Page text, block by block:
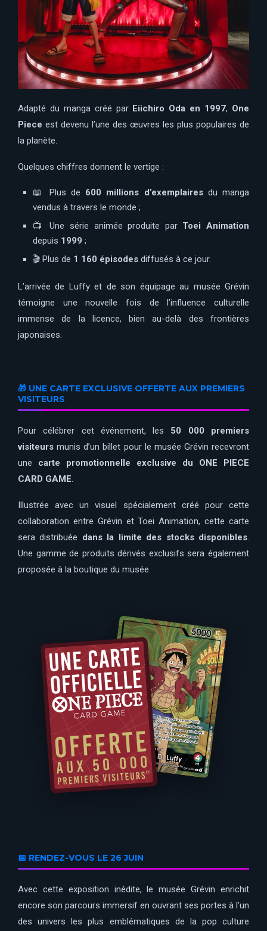
Adapté du manga créé par Eiichiro Oda en 1997, One
Piece est devenu l’une des œuvres les plus populaires de
la planète.
Quelques chiffres donnent le vertige :
📖 Plus de 600 millions d’exemplairesdu manga
vendus à travers le monde ;
📺 Une série animée produite par Toei Animation
depuis 1999 ;
🎬 Plus de 1 160 épisodes diffusés à ce jour.
L’arrivée de Luffy et de son équipage au musée Grévin
témoigne une nouvelle fois de l’influence culturelle
immense de la licence, bien au-delà des frontières
japonaises.
🎁 UNE CARTE EXCLUSIVE OFFERTE AUX PREMIERS
VISITEURS
Pour célébrer cet événement, les 50 000 premiers
visiteurs munis d’un billet pour le musée Grévin recevront
une carte promotionnelle exclusive du ONE PIECE
CARD GAME
Illustrée avec un visuel spécialement créé pour cette
collaboration entre Grévin et Toei Animation, cette carte
sera distribuée dans la limite des stocks disponibles
Une gamme de produits dérivés exclusifs sera également
proposée à la boutique du musée.
📅 RENDEZ-VOUS LE 26 JUIN
Avec cette exposition inédite, le musée Grévin enrichit
encore son parcours immersif en ouvrant ses portes à l’un
des univers les plus emblématiques de la pop culture